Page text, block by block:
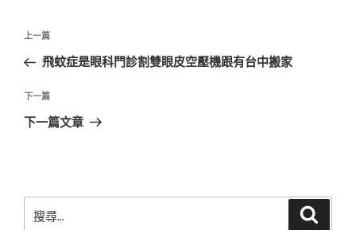
文
導
覽
上
一
文
章
上一篇
飛蚊症是眼科門診割雙眼皮空壓機跟有台中搬家
下
一
下一篇
下一篇文章
尋